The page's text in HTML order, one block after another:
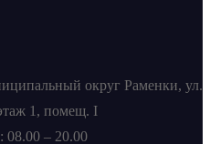
округ Раменки, ул.
1, помещ. I
08.00 – 20.00